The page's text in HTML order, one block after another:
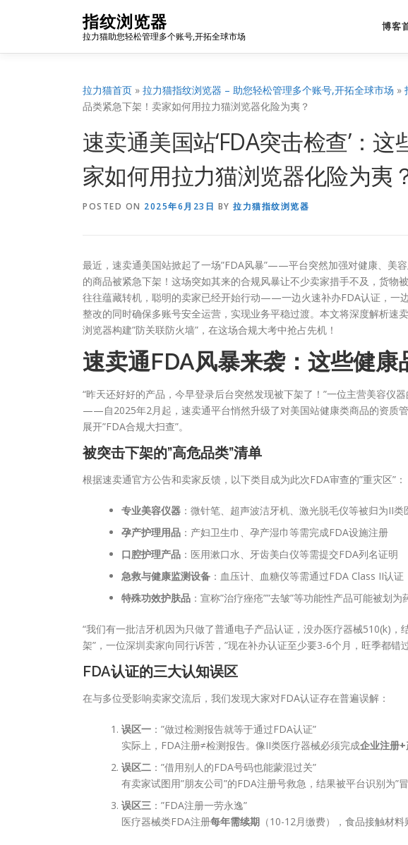
指纹浏览器
拉力猫助您轻松管理多个账号,开拓全球市场
博客
拉力猫首页 » 拉力猫指纹浏览器 – 助您轻松管理多个账号,开拓全球市场 »
品类紧急下架！卖家如何用拉力猫浏览器化险为夷？
速卖通美国站‘FDA突击检查’：
家如何用拉力猫浏览器化险为夷
POSTED ON 2025年6月23日 BY 拉力猫指纹浏览器
最近，速卖通美国站掀起了一场”FDA风暴”——平台突然加强对健康、美
的商品被紧急下架！这场突如其来的合规风暴让不少卖家措手不及，货物
往往蕴藏转机，聪明的卖家已经开始行动——一边火速补办FDA认证，一
整改的同时确保多账号安全运营，实现业务平稳过渡。本文将深度解析速
浏览器构建”防关联防火墙”，在这场合规大考中抢占先机！
速卖通FDA风暴来袭：这些健康
“昨天还好好的产品，今早登录后台突然发现被下架了！”一位主营美容仪
——自2025年2月起，速卖通平台悄然升级了对美国站健康类商品的资质
展开”FDA合规大扫查”。
被突击下架的”高危品类”清单
根据速卖通官方公告和卖家反馈，以下类目成为此次FDA审查的”重灾区”：
专业美容仪器 ：微针笔、超声波洁牙机、激光脱毛仪等被归为II
孕产护理用品 ：产妇卫生巾、孕产湿巾等需完成FDA设施注册
口腔护理产品 ：医用漱口水、牙齿美白仪等需提交FDA列名证明
急救与健康监测设备 ：血压计、血糖仪等需通过FDA Class II认证
特殊功效护肤品 ：宣称”治疗痤疮””去皱”等功能性产品可能被划为
“我们有一批洁牙机因为只做了普通电子产品认证，没办医疗器械510(k)
架”，一位深圳卖家向同行诉苦，”现在补办认证至少要3-6个月，旺季都错
FDA认证的三大认知误区
在与多位受影响卖家交流后，我们发现大家对FDA认证存在普遍误解：
误区一 ：”做过检测报告就等于通过FDA认证”
实际上，FDA注册≠检测报告。像II类医疗器械必须完成企业注册
误区二 ：”借用别人的FDA号码也能蒙混过关”
有卖家试图用”朋友公司”的FDA注册号救急，结果被平台识别为”
误区三 ：”FDA注册一劳永逸”
医疗器械类FDA注册每年需续期 （10-12月缴费），食品接触材